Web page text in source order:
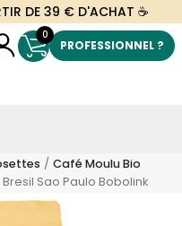
DE 39 € D'ACHAT ☕
0
PROFESSIONNEL ?
Café Moulu Bio
Sao Paulo Bobolink